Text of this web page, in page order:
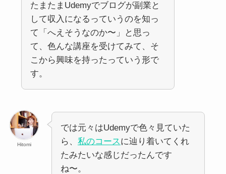
たまたまUdemyでブログが副業と
して収入になるっていうのを知っ
て「へえそうなのか〜」と思っ
て、色んな講座を受けてみて、そ
こから興味を持ったっていう形で
す。
Hitomi
では元々はUdemyで色々見ていた
ら、 私のコースに辿り着いてくれ
たみたいな感じだったんです
ね〜。